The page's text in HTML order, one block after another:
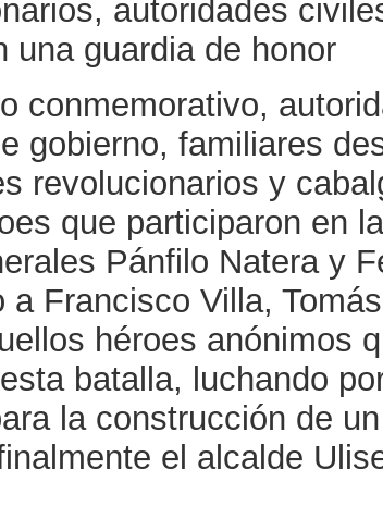
autoridades
una guardia de honor
conmemorativo,
gobierno, familiares
revolucionarios y
que participaron en
Pánfilo Natera y
a Francisco Villa,
héroes anónimos
batalla, luchando
la construcción de
el alcalde